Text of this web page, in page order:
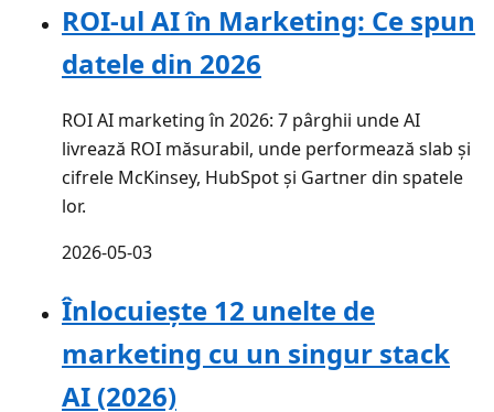
ROI-ul AI în Marketing: Ce spun
datele din 2026
ROI AI marketing în 2026: 7 pârghii unde AI
livrează ROI măsurabil, unde performează slab și
cifrele McKinsey, HubSpot și Gartner din spatele
lor.
2026-05-03
Înlocuiește 12 unelte de
marketing cu un singur stack
AI (2026)